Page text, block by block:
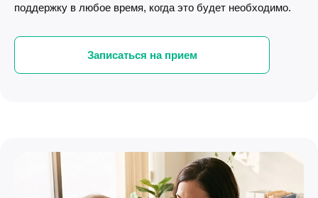
поддержку в любое время, когда это будет необходимо.
Записаться на прием